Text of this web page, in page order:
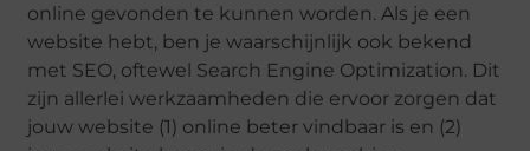
online gevonden te kunnen worden. Als je een
website hebt, ben je waarschijnlijk ook bekend
met SEO, oftewel Search Engine Optimization. Dit
zijn allerlei werkzaamheden die ervoor zorgen dat
jouw website (1) online beter vindbaar is en (2)